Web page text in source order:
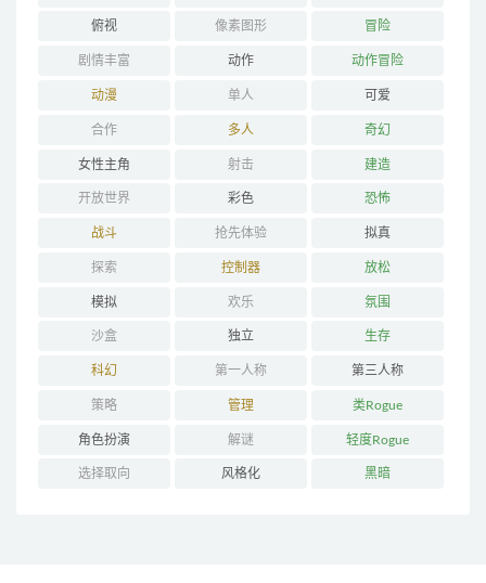
俯视 像素图形 冒险
剧情丰富 动作 动作冒险
动漫 单人 可爱
合作 多人 奇幻
女性主角 射击 建造
开放世界 彩色 恐怖
战斗 抢先体验 拟真
探索 控制器 放松
模拟 欢乐 氛围
沙盒 独立 生存
科幻 第一人称 第三人称
策略 管理 类Rogue
角色扮演 解谜 轻度Rogue
选择取向 风格化 黑暗